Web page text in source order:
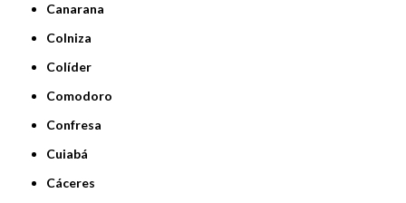
Canarana
Colniza
Colíder
Comodoro
Confresa
Cuiabá
Cáceres